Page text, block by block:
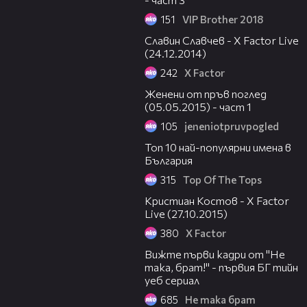
151 VIP Brother 2018
Славин Славчев - X Factor Live
(24.12.2014)
242 X Factor
Женени от пръв поглед
(05.05.2015) - част 1
105 jeneniotpruvpogled
Топ 10 най-популярни имена в
България
315 Top Of The Tops
Кристиан Костов - X Factor
Live (27.10.2015)
380 X Factor
Вижте първи кадри от "Не
така, брат!" - първия БГ тийн
уеб сериал
685 Не така брат